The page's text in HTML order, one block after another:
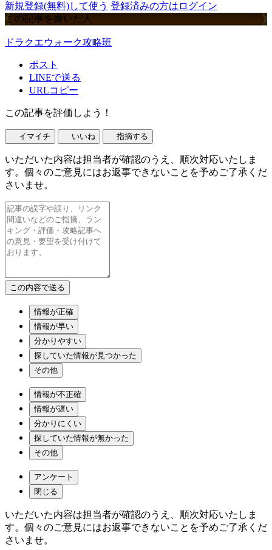
新規登録(無料)して使う 登録済みの方はログイン
この記事を書いた人
ドラクエウォーク攻略班
ポスト
LINEで送る
URLコピー
この記事を評価しよう！
イマイチ いいね 指摘する
いただいた内容は担当者が確認のうえ、順次対応いたしま
す。個々のご意見にはお返事できないことを予めご了承くだ
さいませ。
情報が正確
情報が早い
分かりやすい
探していた情報が見つかった
その他
情報が不正確
情報が遅い
分かりにくい
探していた情報が無かった
その他
アンケート
閉じる
いただいた内容は担当者が確認のうえ、順次対応いたしま
す。個々のご意見にはお返事できないことを予めご了承くだ
さいませ。